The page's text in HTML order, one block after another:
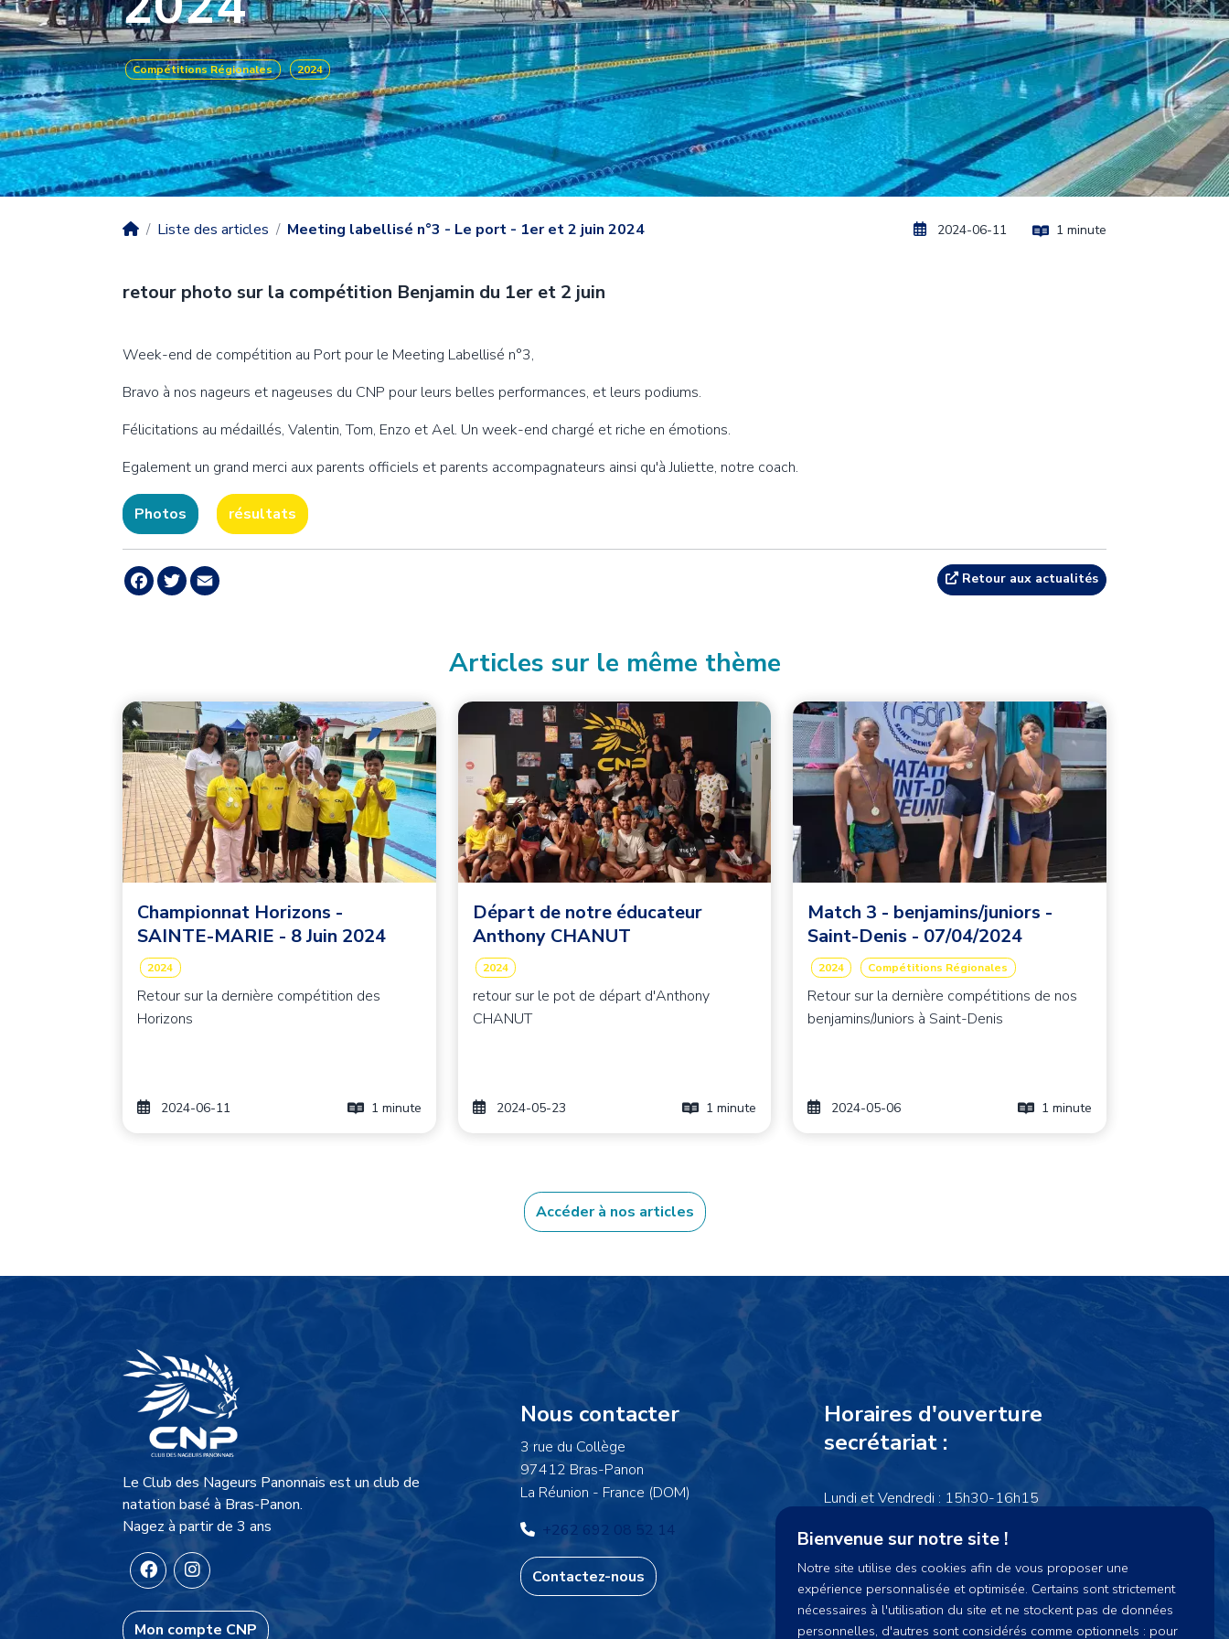
Icone AquaTraining
Icone Petit sauveteur et
Sauveteur aquatique
Icone Natation Adultes
Compétitions Régionales 2024
Liste des articles Meeting labellisé n°3 - Le port - 1er et 2 juin 2024 2024-06-11 1 minute
retour photo sur la compétition Benjamin du 1er et 2 juin
Body
Week-end de compétition au Port pour le Meeting Labellisé n°3,
Bravo à nos nageurs et nageuses du CNP pour leurs belles performances, et leurs podiums.
Félicitations au médaillés, Valentin, Tom, Enzo et Ael. Un week-end chargé et riche en émotions.
Egalement un grand merci aux parents officiels et parents accompagnateurs ainsi qu'à Juliette, notre coach.
Photos résultats
Facebook
Twitter Retour aux actualités
Articles sur le même thème
Image principale
Image
Championnat Horizons -
SAINTE-MARIE - 8 Juin 2024
2024
Retour sur la dernière compétition des
Horizons
2024-06-11 1 minute
Image principale
Image
Départ de notre éducateur
Anthony CHANUT
2024
retour sur le pot de départ d'Anthony
CHANUT
2024-05-23 1 minute
Image principale
Image
Match 3 - benjamins/juniors -
Saint-Denis - 07/04/2024
2024 Compétitions Régionales
Retour sur la dernière compétitions de nos
benjamins/Juniors à Saint-Denis
2024-05-06 1 minute
Accéder à nos articles
Image de fond
Description du site
Le Club des Nageurs Panonnais est un club de
natation basé à Bras-Panon.
Nagez à partir de 3 ans
Mon compte CNP
Informations
Nous contacter
3 rue du Collège
97412 Bras-Panon
La Réunion - France (DOM)
+262 692 08 52 14
Contactez-nous
Horaires d'ouverture
secrétariat :
Lundi et Vendredi : 15h30-16h15
Mercredi : 14h00-16h15
cnpsecretariat@gmail.com
Bienvenue sur notre site !
Notre site utilise des cookies afin de vous proposer une
expérience personnalisée et optimisée. Certains sont strictement
nécessaires à l'utilisation du site et ne stockent pas de données
personnelles, d'autres sont considérés comme optionnels : pour